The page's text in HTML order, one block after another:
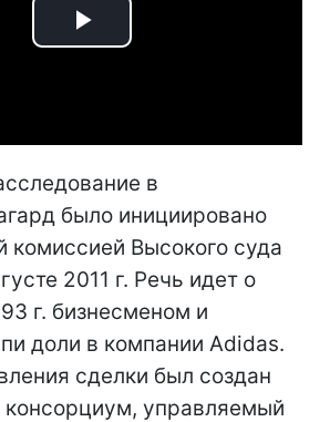
Play
в
было инициировано
комиссией Высокого суда
2011 г. Речь идет о
г. бизнесменом и
доли в компании Adidas.
сделки был создан
управляемый